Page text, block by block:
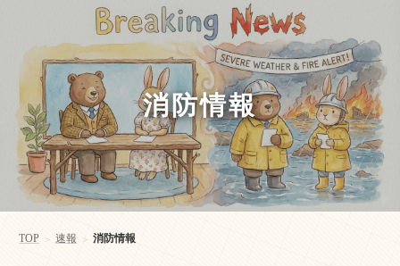
消防情報
TOP > 速報 > 消防情報